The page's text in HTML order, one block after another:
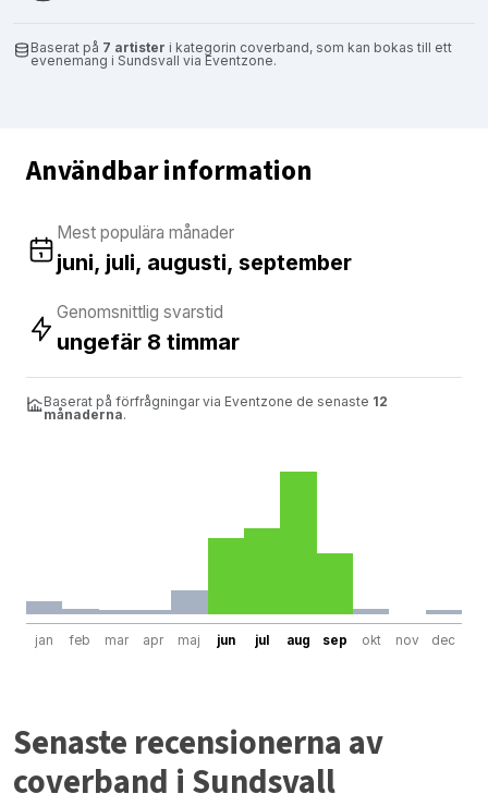
Baserat på 7 artister i kategorin coverband, som kan bokas till ett
evenemang i Sundsvall via Eventzone.
Användbar information
Mest populära månader
juni, juli, augusti, september
Genomsnittlig svarstid
ungefär 8 timmar
Baserat på förfrågningar via Eventzone de senaste 12
månaderna.
jan feb mar apr maj jun jul aug sep okt nov dec
Senaste recensionerna av
coverband i Sundsvall